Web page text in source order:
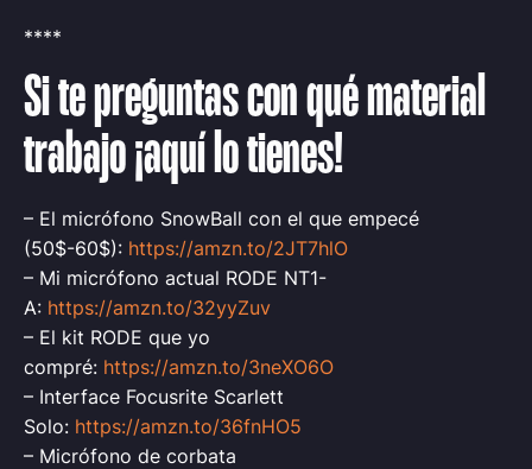
****
Si te preguntas con qué material
trabajo ¡aquí lo tienes!
– El micrófono SnowBall con el que empecé
(50$-60$): https://amzn.to/2JT7hlO
– Mi micrófono actual RODE NT1-
A: https://amzn.to/32yyZuv
– El kit RODE que yo
compré: https://amzn.to/3neXO6O
– Interface Focusrite Scarlett
Solo: https://amzn.to/36fnHO5
– Micrófono de corbata